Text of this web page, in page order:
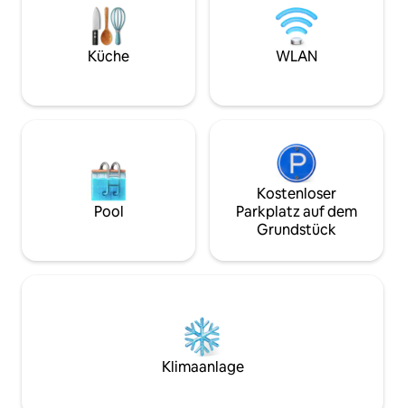
sind weniger als
Straßenbahn
fährt alle sechs
00:30 Uhr Ein Frühstückspaket ist
Küche WLAN
Pool
Kostenloser
Parkplatz auf dem
Grundstück
Klimaanlage